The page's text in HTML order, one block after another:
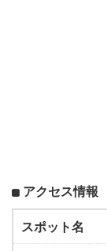
アクセス情報
スポット名